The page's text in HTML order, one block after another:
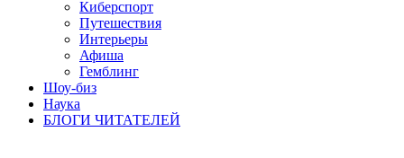
Киберспорт
Путешествия
Интерьеры
Афиша
Гемблинг
Шоу-биз
Наука
БЛОГИ ЧИТАТЕЛЕЙ